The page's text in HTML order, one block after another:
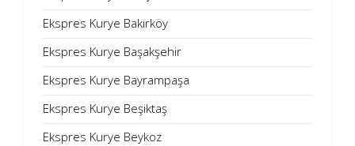
Ekspres Kurye Bakırköy
Ekspres Kurye Başakşehir
Ekspres Kurye Bayrampaşa
Ekspres Kurye Beşiktaş
Ekspres Kurye Beykoz